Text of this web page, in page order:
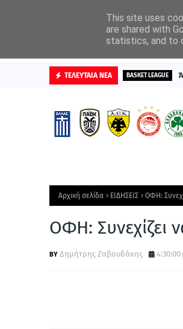
ΤΕΛΕΥΤΑΙΑ ΝΕΑ BASKET LEAGUE
Αρχική σελίδα ΕΙΔΗΣΕΙΣ ΟΦΗ:
ΟΦΗ: Συνεχίζει
Δημήτρης Ζαβουδάκης 4:30:00
This site uses
are shared with
statistics, and to